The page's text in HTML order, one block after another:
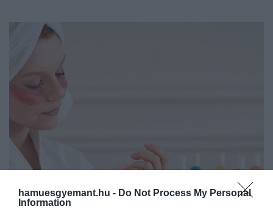
hamuesgyemant.hu - Do Not Process My Personal
Information